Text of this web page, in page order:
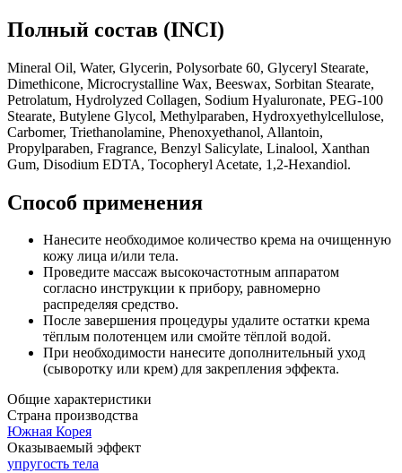
Полный состав (INCI)
Mineral Oil, Water, Glycerin, Polysorbate 60, Glyceryl Stearate,
Dimethicone, Microcrystalline Wax, Beeswax, Sorbitan Stearate,
Petrolatum, Hydrolyzed Collagen, Sodium Hyaluronate, PEG-100
Stearate, Butylene Glycol, Methylparaben, Hydroxyethylcellulose,
Carbomer, Triethanolamine, Phenoxyethanol, Allantoin,
Propylparaben, Fragrance, Benzyl Salicylate, Linalool, Xanthan
Gum, Disodium EDTA, Tocopheryl Acetate, 1,2-Hexandiol.
Способ применения
Нанесите необходимое количество крема на очищенную
кожу лица и/или тела.
Проведите массаж высокочастотным аппаратом
согласно инструкции к прибору, равномерно
распределяя средство.
После завершения процедуры удалите остатки крема
тёплым полотенцем или смойте тёплой водой.
При необходимости нанесите дополнительный уход
(сыворотку или крем) для закрепления эффекта.
Общие характеристики
Страна производства
Южная Корея
Оказываемый эффект
упругость тела